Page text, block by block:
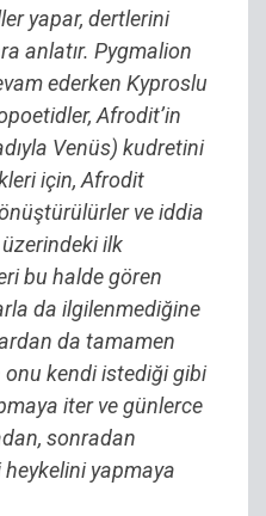
yapar, dertlerini
anlatır. Pygmalion
ederken Kyproslu
Afrodit’in
Venüs) kudretini
için, Afrodit
ve iddia
ilk
bu halde gören
da ilgilenmediğine
da tamamen
onu kendi istediği gibi
iter ve günlerce
sonradan
yapmaya